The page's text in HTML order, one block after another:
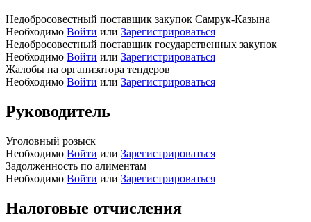
Недобросовестный поставщик закупок Самрук-Казына
Необходимо Войти или Зарегистрироваться
Недобросовестный поставщик государственных закупок
Необходимо Войти или Зарегистрироваться
Жалобы на организатора тендеров
Необходимо Войти или Зарегистрироваться
Руководитель
Уголовный розыск
Необходимо Войти или Зарегистрироваться
Задолженность по алиментам
Необходимо Войти или Зарегистрироваться
Налоговые отчисления